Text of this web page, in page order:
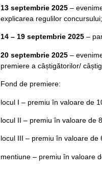
13 septembrie 2025 –
explicarea regulilor concursului;
14 – 19 septembrie 2025 –
20 septembrie 2025 –
premiere a câștigătorilor/
Fond de premiere:
locul I – premiu în valoare de
locul II – premiu în valoare de
locul III – premiu în valoare de
mentiune – premiu în valoare